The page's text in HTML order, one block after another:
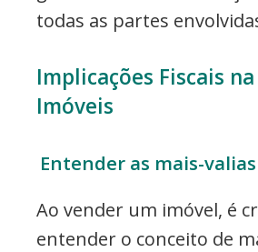
todas as partes
Implicações Fiscais
Imóveis
Entender as mais-
Ao vender um imóvel, é
entender o conceito de